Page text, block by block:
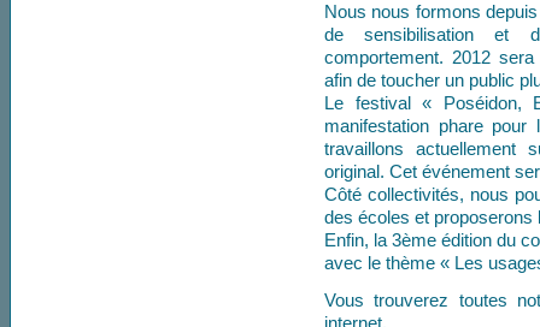
Nous nous formons
de sensibilisation et
comportement. 2012
afin de toucher un public
Le festival « Poséidon,
manifestation phare
travaillons actuellement
original. Cet événement
Côté collectivités, nous
des écoles et
Enfin, la 3ème édition du
avec le thème « Les
Vous trouverez toutes